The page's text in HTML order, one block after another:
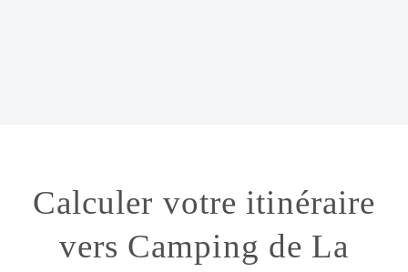
Calculer votre itinéraire
vers Camping de La